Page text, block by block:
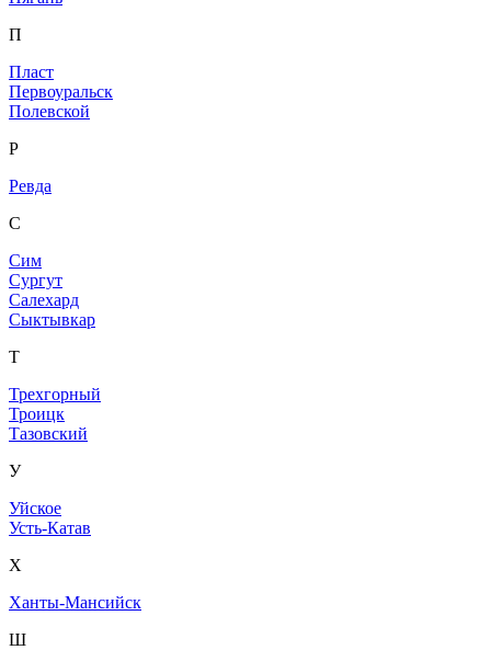
П
Пласт
Первоуральск
Полевской
Р
Ревда
С
Сим
Сургут
Салехард
Сыктывкар
Т
Трехгорный
Троицк
Тазовский
У
Уйское
Усть-Катав
Х
Ханты-Мансийск
Ш